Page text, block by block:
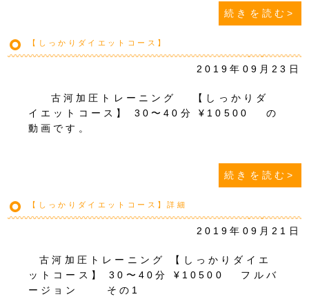
続きを読む>
【しっかりダイエットコース】
2019年09月23日
古河加圧トレーニング 【しっかりダ
イエットコース】 30〜40分 ¥10500 の
動画です。
続きを読む>
【しっかりダイエットコース】詳細
2019年09月21日
古河加圧トレーニング 【しっかりダイエ
ットコース】 30〜40分 ¥10500 フルバ
ージョン その1